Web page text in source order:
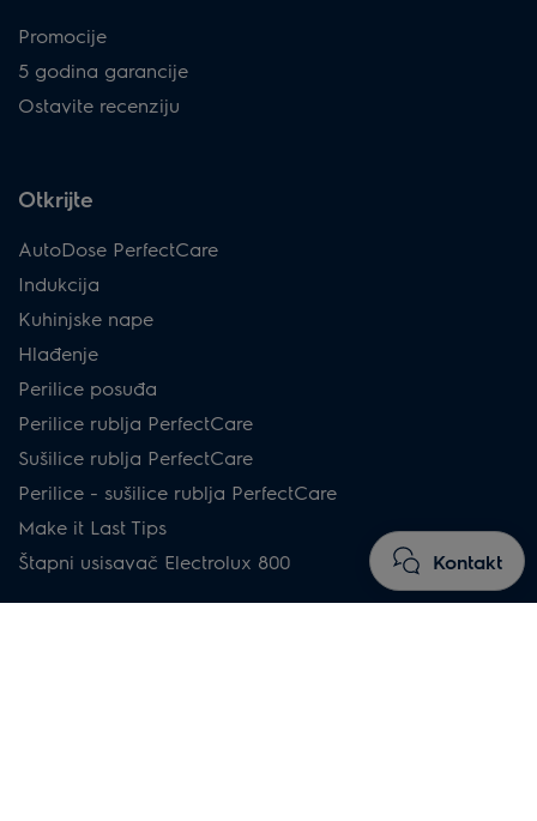
Kontakt
Promocije
5 godina garancije
Ostavite recenziju
Otkrijte
AutoDose PerfectCare
Indukcija
Kuhinjske nape
Hlađenje
Perilice posuđa
Perilice rublja PerfectCare
Sušilice rublja PerfectCare
Perilice - sušilice rublja PerfectCare
Make it Last Tips
Štapni usisavač Electrolux 800